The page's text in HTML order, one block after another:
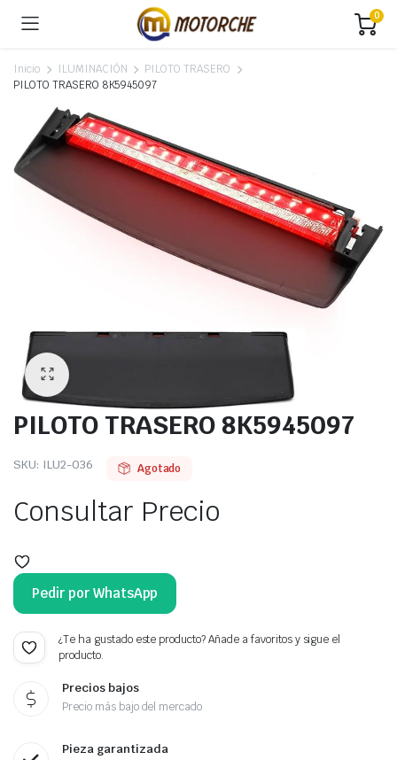
0
Inicio ILUMINACIÓN
PILOTO TRASERO
PILOTO TRASERO 8K5945097
PILOTO TRASERO 8K5945097
SKU: ILU2-036 Agotado
Consultar Precio
Pedir por WhatsApp
¿Te ha gustado este producto? Añade a favoritos y sigue el
producto.
Precios bajos
Precio más bajo del mercado
Pieza garantizada